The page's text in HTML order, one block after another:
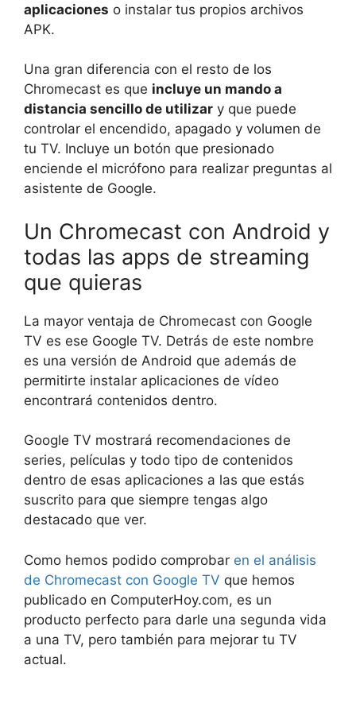
aplicaciones o instalar tus propios archivos
APK.
Una gran diferencia con el resto de los
Chromecast es que incluye un mando a
distancia sencillo de utilizar y que puede
controlar el encendido, apagado y volumen de
tu TV. Incluye un botón que presionado
enciende el micrófono para realizar preguntas al
asistente de Google.
Un Chromecast con Android y
todas las apps de streaming
que quieras
La mayor ventaja de Chromecast con Google
TV es ese Google TV. Detrás de este nombre
es una versión de Android que además de
permitirte instalar aplicaciones de vídeo
encontrará contenidos dentro.
Google TV mostrará recomendaciones de
series, películas y todo tipo de contenidos
dentro de esas aplicaciones a las que estás
suscrito para que siempre tengas algo
destacado que ver.
Como hemos podido comprobar en el análisis
de Chromecast con Google TV que hemos
publicado en ComputerHoy.com, es un
producto perfecto para darle una segunda vida
a una TV, pero también para mejorar tu TV
actual.